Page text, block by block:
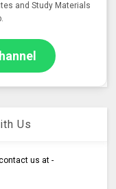
and Study Materials
Us
us at -